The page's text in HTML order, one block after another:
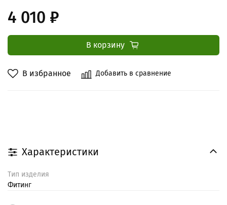
В избранное Добавить в сравнение
4 010 ₽
В корзину
Характеристики
Тип изделия
Фитинг